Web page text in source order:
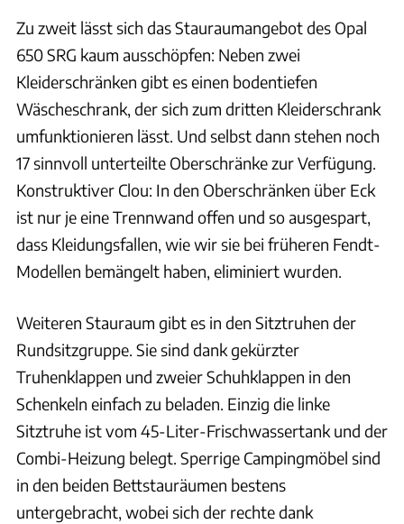
Zu zweit lässt sich das Stauraumangebot des Opal
650 SRG kaum ausschöpfen: Neben zwei
Kleiderschränken gibt es einen bodentiefen
Wäscheschrank, der sich zum dritten Kleiderschrank
umfunktionieren lässt. Und selbst dann stehen noch
17 sinnvoll unterteilte Oberschränke zur Verfügung.
Konstruktiver Clou: In den Oberschränken über Eck
ist nur je eine Trennwand offen und so ausgespart,
dass Kleidungsfallen, wie wir sie bei früheren Fendt-
Modellen bemängelt haben, eliminiert wurden.
Weiteren Stauraum gibt es in den Sitztruhen der
Rundsitzgruppe. Sie sind dank gekürzter
Truhenklappen und zweier Schuhklappen in den
Schenkeln einfach zu beladen. Einzig die linke
Sitztruhe ist vom 45-Liter-Frischwassertank und der
Combi-Heizung belegt. Sperrige Campingmöbel sind
in den beiden Bettstauräumen bestens
untergebracht, wobei sich der rechte dank